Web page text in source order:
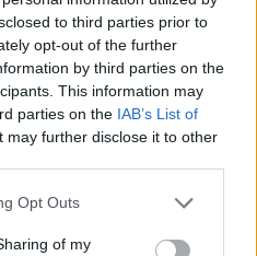
to third parties prior to
opt-out of the further
by third parties on the
This information may
parties on the IAB’s List of
may further disclose it to other
Opt Outs
of my
alapok, nálunk
szárnyaikat.
egy vegán vagy
a zászlójára tűző
tényleg jobbá teszem a
jogi információ